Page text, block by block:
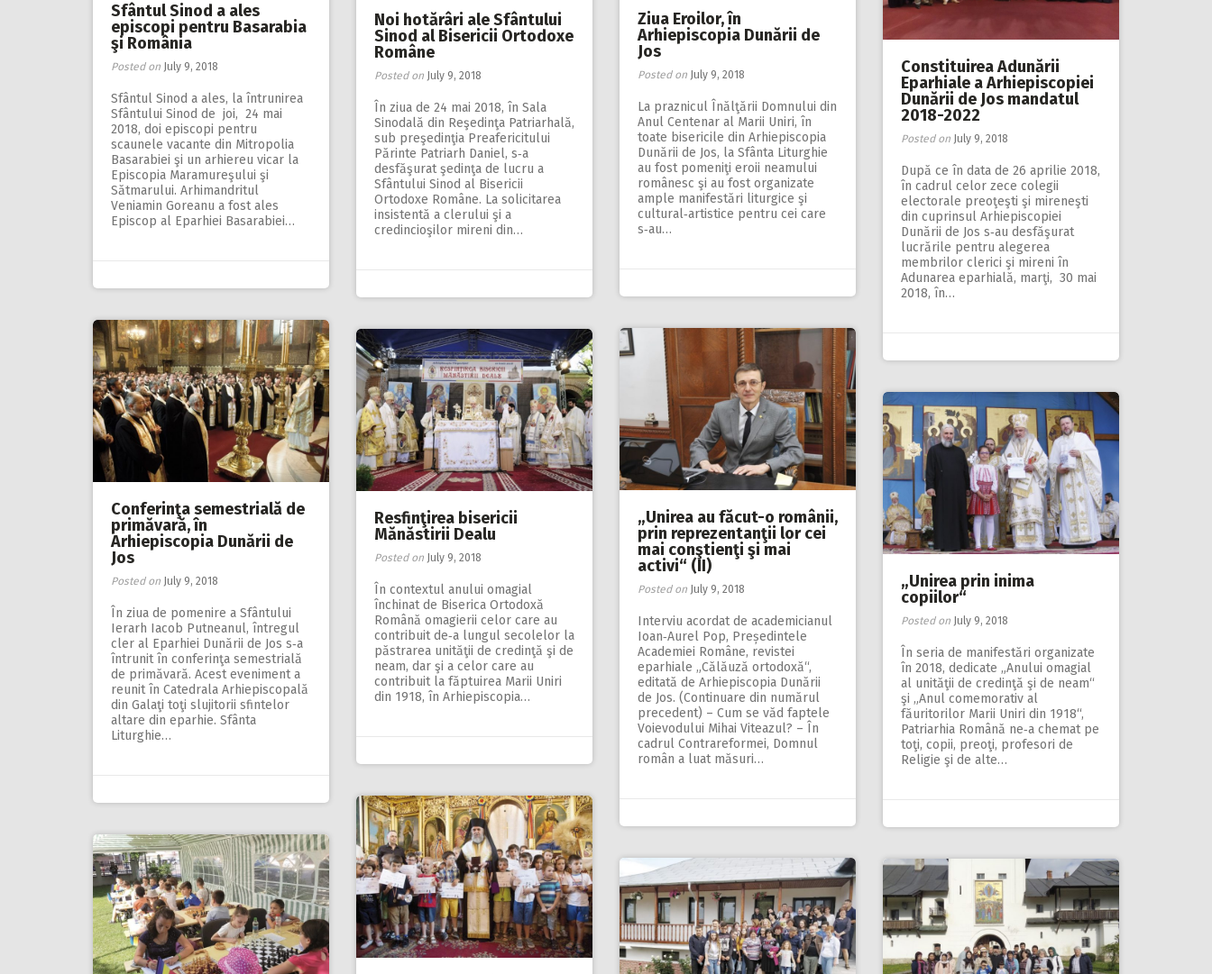
Ziua Eroilor, în
Arhiepiscopia Dunării de
Jos
Posted on July 9, 2018
La praznicul Înălţării Domnului din
Anul Centenar al Marii Uniri, în
toate bisericile din Arhiepiscopia
Dunării de Jos, la Sfânta Liturghie
au fost pomeniţi eroii neamului
românesc şi au fost organizate
ample manifestări liturgice şi
cultural‑artistice pentru cei care
s‑au…
Noi hotărâri ale Sfântului
Sinod al Bisericii Ortodoxe
Române
Posted on July 9, 2018
În ziua de 24 mai 2018, în Sala
Sinodală din Reşedinţa Patriarhală,
sub preşedinţia Preafericitului
Părinte Patriarh Daniel, s‑a
desfăşurat şedinţa de lucru a
Sfântului Sinod al Bisericii
Ortodoxe Române. La solicitarea
insistentă a clerului şi a
credincioşilor mireni din…
Sfântul Sinod a ales
episcopi pentru Basarabia
şi România
Posted on July 9, 2018
Sfântul Sinod a ales, la întrunirea
Sfântului Sinod de joi, 24 mai
2018, doi episcopi pentru
scaunele vacante din Mitropolia
Basarabiei şi un arhiereu vicar la
Episcopia Maramureşului şi
Sătmarului. Arhimandritul
Veniamin Goreanu a fost ales
Episcop al Eparhiei Basarabiei…
Constituirea Adunării
Eparhiale a Arhiepiscopiei
Dunării de Jos mandatul
2018-2022
Posted on July 9, 2018
După ce în data de 26 aprilie 2018,
în cadrul celor zece colegii
electorale preoţeşti şi mireneşti
din cuprinsul Arhiepiscopiei
Dunării de Jos s‑au desfăşurat
lucrările pentru alegerea
membrilor clerici şi mireni în
Adunarea eparhială, marţi, 30 mai
2018, în…
Conferinţa semestrială de
primăvară, în
Arhiepiscopia Dunării de
Jos
Posted on July 9, 2018
În ziua de pomenire a Sfântului
Ierarh Iacob Putneanul, întregul
cler al Eparhiei Dunării de Jos s‑a
întrunit în conferinţa semestrială
de primăvară. Acest eveniment a
reunit în Catedrala Arhiepiscopală
din Galaţi toţi slujitorii sfintelor
altare din eparhie. Sfânta
Liturghie…
„Unirea au făcut-o românii,
prin reprezentanţii lor cei
mai conştienţi şi mai
activi“ (II)
Posted on July 9, 2018
Interviu acordat de academicianul
Ioan‑Aurel Pop, Președintele
Academiei Române, revistei
eparhiale „Călăuză ortodoxă“,
editată de Arhiepiscopia Dunării
de Jos. (Continuare din numărul
precedent) – Cum se văd faptele
Voievodului Mihai Viteazul? – În
cadrul Contrareformei, Domnul
român a luat măsuri…
Resfinţirea bisericii
Mănăstirii Dealu
Posted on July 9, 2018
În contextul anului omagial
închinat de Biserica Ortodoxă
Română omagierii celor care au
contribuit de‑a lungul secolelor la
păstrarea unităţii de credinţă şi de
neam, dar şi a celor care au
contribuit la făptuirea Marii Uniri
din 1918, în Arhiepiscopia…
„Unirea prin inima
copiilor“
Posted on July 9, 2018
În seria de manifestări organizate
în 2018, dedicate „Anului oma­gial
al unităţii de cre­dinţă şi de neam“
şi „Anul comemorativ al
făuritorilor Marii Uniri din 1918“,
Patriarhia Română ne‑a chemat pe
toţi, copii, preoţi, profesori de
Religie şi de alte…